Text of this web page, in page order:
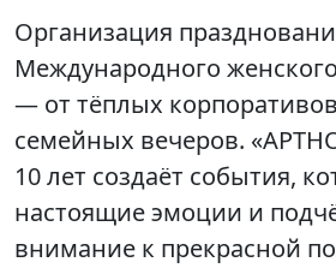
Организация
Международного
— от тёплых
семейных вечеров.
10 лет создаёт события,
настоящие эмоции и
внимание к прекрасной